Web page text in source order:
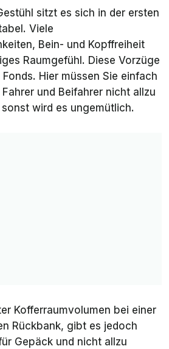
sitzt es sich in der ersten
Viele
Bein- und Kopffreiheit
Raumgefühl. Diese Vorzüge
Hier müssen Sie einfach
und Beifahrer nicht allzu
sonst wird es ungemütlich.
Kofferraumvolumen bei einer
Rückbank, gibt es jedoch
Gepäck und nicht allzu